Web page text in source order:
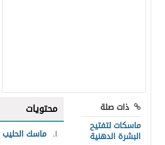
ذات صلة
ماسكات لتفتيح
البشرة الدهنية
محتويات
١ ماسك الحليب